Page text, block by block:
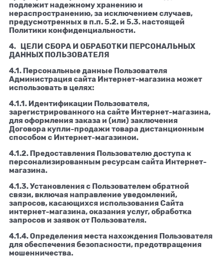
подлежит надежному хранению и
нераспространению, за исключением случаев,
предусмотренных в п.п. 5.2. и 5.3. настоящей
Политики конфиденциальности.
4. ЦЕЛИ СБОРА И ОБРАБОТКИ ПЕРСОНАЛЬНЫХ
ДАННЫХ ПОЛЬЗОВАТЕЛЯ
4.1. Персональные данные Пользователя
Администрация сайта Интернет-магазина может
использовать в целях:
4.1.1. Идентификации Пользователя,
зарегистрированного на сайте Интернет-магазина,
для оформления заказа и (или) заключения
Договора купли-продажи товара дистанционным
способом с Интернет-магазинои.
4.1.2. Предоставления Пользователю доступа к
персонализированным ресурсам сайта Интернет-
магазина.
4.1.3. Установления с Пользователем обратной
связи, включая направление уведомлений,
запросов, касающихся использования Сайта
интернет-магазина, оказания услуг, обработка
запросов и заявок от Пользователя.
4.1.4. Определения места нахождения Пользователя
для обеспечения безопасности, предотвращения
мошенничества.